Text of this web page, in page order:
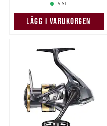
5 ST
LÄGG I VARUKORGEN